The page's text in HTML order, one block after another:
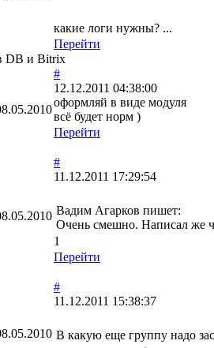
какие логи нужны? ...
Перейти
DB и Bitrix
#
12.12.2011 04:38:00
оформляй в виде модуля
всё будет норм )
Перейти
#
11.12.2011 17:29:54
Вадим Агарков пишет:
Очень смешно. Написал же
1
Перейти
#
11.12.2011 15:38:37
В какую еще группу надо